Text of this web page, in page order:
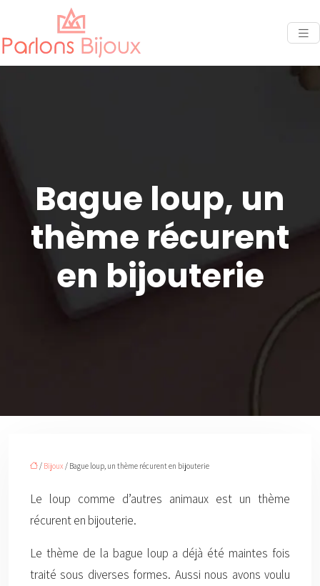
Bague loup, un
thème récurent
en bijouterie
/ Bijoux / Bague loup, un thème récurent en bijouterie
Le loup comme d’autres animaux est un thème
récurent en bijouterie.
Le thème de la bague loup a déjà été maintes fois
traité sous diverses formes. Aussi nous avons voulu